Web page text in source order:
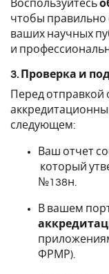
Воспользуйтесь
чтобы правильно
ваших научных
и
3. Проверка и
Перед отправкой
следующем:
Ваш отчет
который
№138н.
В вашем
ФРМР).